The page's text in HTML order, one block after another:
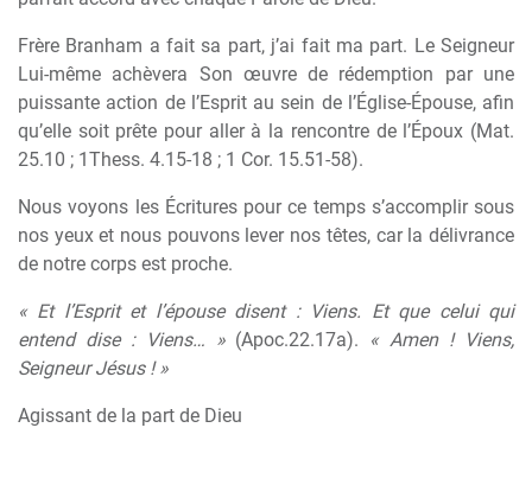
Frère Branham a fait sa part, j’ai fait ma part. Le Seigneur
Lui-même achèvera Son œuvre de rédemption par une
puissante action de l’Esprit au sein de l’Église-Épouse, afin
qu’elle soit prête pour aller à la rencontre de l’Époux (Mat.
25.10 ; 1Thess. 4.15-18 ; 1 Cor. 15.51-58).
Nous voyons les Écritures pour ce temps s’accomplir sous
nos yeux et nous pouvons lever nos têtes, car la délivrance
de notre corps est proche.
« Et l’Esprit et l’épouse disent : Viens. Et que celui qui
entend dise : Viens… » (Apoc.22.17a). « Amen ! Viens,
Seigneur Jésus ! »
Agissant de la part de Dieu